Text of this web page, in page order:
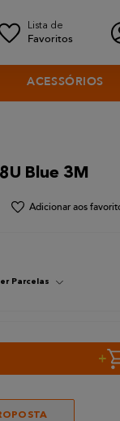
ACESSÓRIOS
Blue 3M
Parcelas
+